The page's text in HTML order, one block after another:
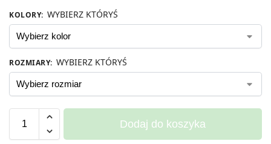
KOLORY: WYBIERZ KTÓRYŚ
ROZMIARY: WYBIERZ KTÓRYŚ
Dodaj do koszyka